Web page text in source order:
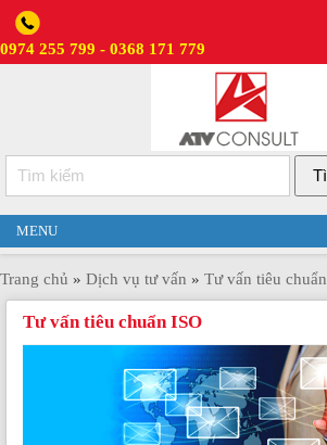
0974 255 799 - 0368 171 779
MENU
Trang chủ » Dịch vụ tư vấn » Tư vấn tiêu
Tư vấn tiêu chuẩn ISO